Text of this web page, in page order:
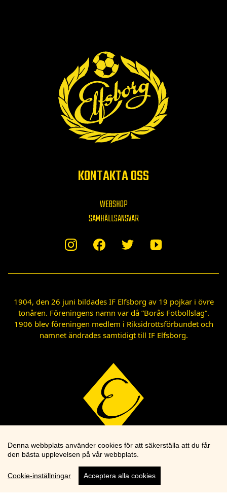
KONTAKTA OSS
WEBSHOP
SAMHÄLLSANSVAR
1904, den 26 juni bildades IF Elfsborg av 19 pojkar i övre
tonåren. Föreningens namn var då ”Borås Fotbollslag”.
1906 blev föreningen medlem i Riksidrottsförbundet och
namnet ändrades samtidigt till IF Elfsborg.
Denna webbplats använder cookies för att säkerställa att du får
den bästa upplevelsen på vår webbplats.
Cookie-inställningar Acceptera alla cookies